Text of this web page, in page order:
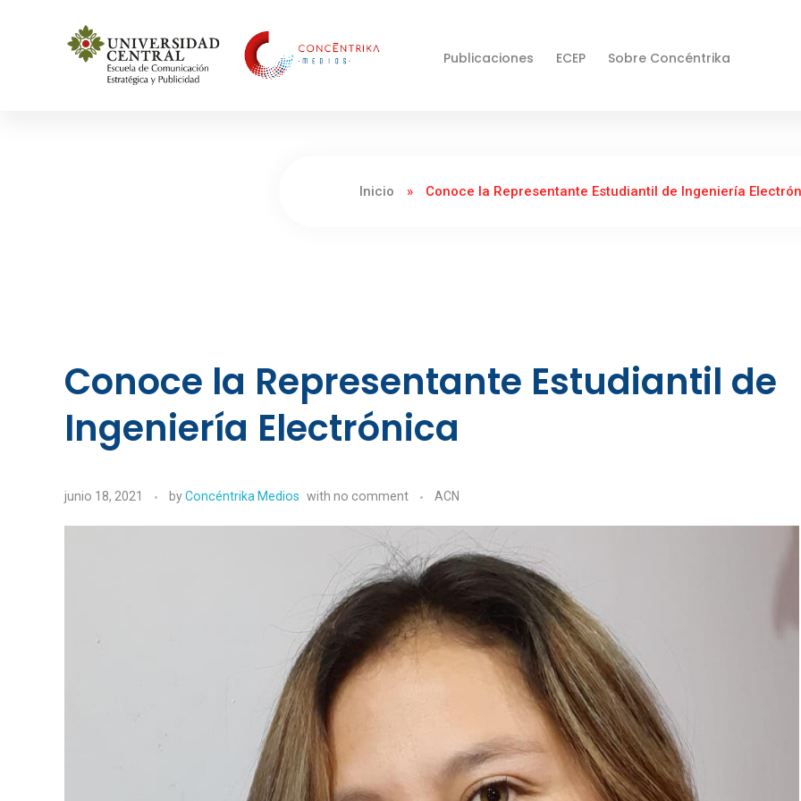
Publicaciones ECEP Sobre Concéntrika
Inicio » Conoce la Representante Estudiantil de Ingeniería
Conoce la Representante Estudiantil de
Ingeniería Electrónica
junio 18, 2021 byConcéntrika Medios with no comment ACN